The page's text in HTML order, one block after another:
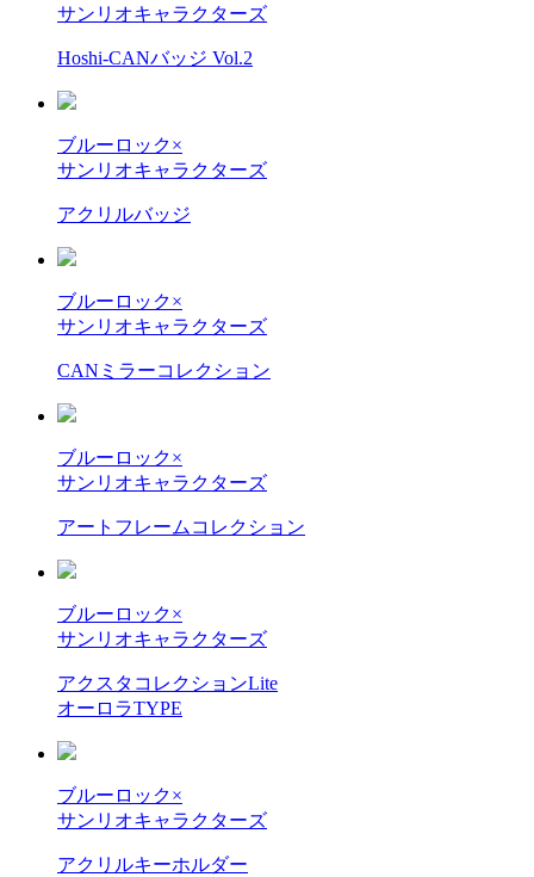
サンリオキャラクターズ
Hoshi-CANバッジ Vol.2
ブルーロック×
サンリオキャラクターズ
アクリルバッジ
ブルーロック×
サンリオキャラクターズ
CANミラーコレクション
ブルーロック×
サンリオキャラクターズ
アートフレームコレクション
ブルーロック×
サンリオキャラクターズ
アクスタコレクションLite
オーロラTYPE
ブルーロック×
サンリオキャラクターズ
アクリルキーホルダー